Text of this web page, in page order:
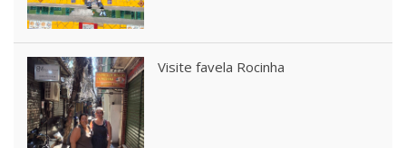
Visite favela Rocinha